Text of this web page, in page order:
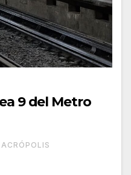
9 del Metro
ACRÓPOLIS